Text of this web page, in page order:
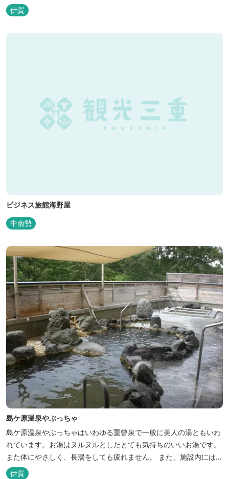
利用できるキャンプ場も併設されています。 川沿いには島ヶ原温泉
やぶっちゃに至る「川辺の道」があり、旧岩倉水力発電所跡の水路
伊賀
ビジネス旅館海野屋
中南勢
島ケ原温泉やぶっちゃ
島ケ原温泉やぶっちゃはいわゆる重曾泉で一般に美人の湯ともいわ
れています。お湯はヌルヌルとしたとても気持ちのいいお湯です。
また体にやさしく、長湯をしても疲れません。 また、施設内にはオ
ートキャンプ場、デイキャンプ場、テニスコート、水遊び場（夏季
伊賀